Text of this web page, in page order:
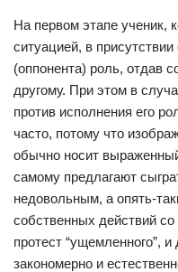
На первом этапе ученик,
ситуацией, в
(оппонента) роль, отдав
другому. При этом в
против исполнения его
часто, потому что
обычно носит
самому предлагают
недовольным, а опять-
собственных действий
протест “ущемленного”,
закономерно и